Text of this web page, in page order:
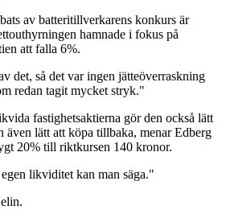
av batteritillverkarens konkurs är
hamnade i fokus på
att falla 6%.
det, så det var ingen jätteöverraskning
redan tagit mycket stryk."
fastighetsaktierna gör den också lätt
även lätt att köpa tillbaka, menar Edberg
20% till riktkursen 140 kronor.
likviditet kan man säga."